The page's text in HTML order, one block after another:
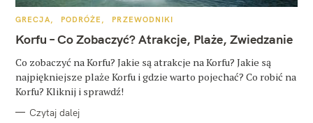
K
T
E
O
R
I
GRECJA PODRÓŻE PRZEWODNIKI
Korfu – Co Zobaczyć? Atrakcje, Plaże, Zwiedzanie
Co zobaczyć na Korfu? Jakie są atrakcje na Korfu? Jakie są
najpiękniejsze plaże Korfu i gdzie warto pojechać? Co robić na
Korfu? Kliknij i sprawdź!
Czytaj dalej